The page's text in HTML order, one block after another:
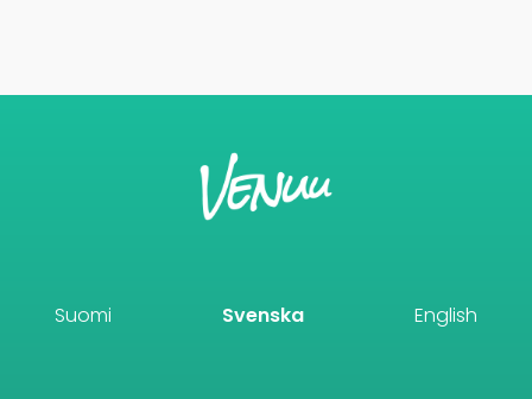
Suomi Svenska English